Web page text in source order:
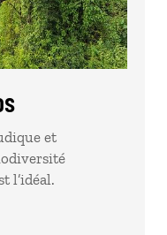
et
l’idéal.